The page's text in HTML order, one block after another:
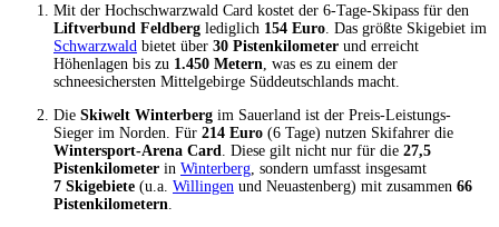
Mit der Hochschwarzwald Card kostet der 6-Tage-Skipass für den
Liftverbund Feldberg lediglich 154 Euro . Das größte Skigebiet im
Schwarzwald bietet über 30 Pistenkilometer und erreicht
Höhenlagen bis zu 1.450 Metern , was es zu einem der
schneesichersten Mittelgebirge Süddeutschlands macht.
Die Skiwelt Winterberg im Sauerland ist der Preis-Leistungs-
Sieger im Norden. Für 214 Euro (6 Tage) nutzen Skifahrer die
Wintersport-Arena Card
. Diese gilt nicht nur für die 27,5
Pistenkilometer in Winterberg , sondern umfasst insgesamt
7 Skigebiete (u.a. Willingen und Neuastenberg) mit zusammen 66
Pistenkilometern